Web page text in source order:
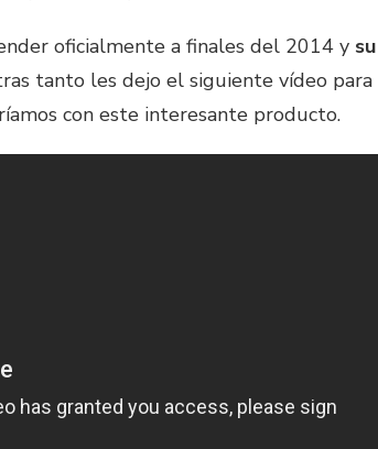
oficialmente a finales del 2014 y su
tanto les dejo el siguiente vídeo para
con este interesante producto.